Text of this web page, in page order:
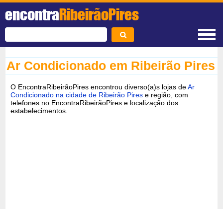
encontraRibeirãoPires
Ar Condicionado em Ribeirão Pires
O EncontraRibeirãoPires encontrou diverso(a)s lojas deAr
Condicionado na cidade de Ribeirão Pires e região, com
telefones no EncontraRibeirãoPires e localização dos
estabelecimentos.